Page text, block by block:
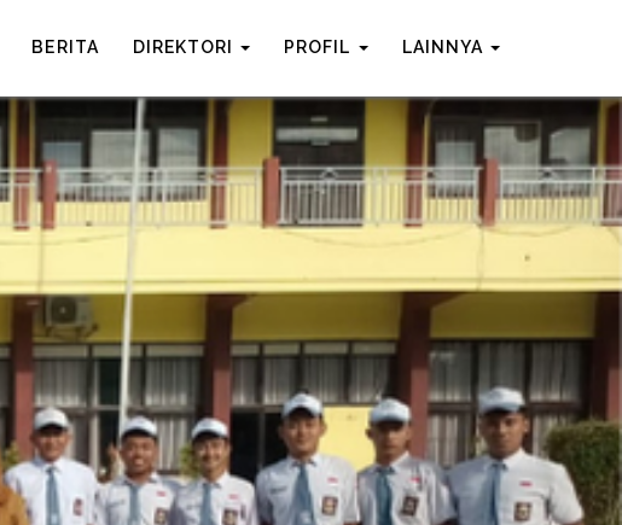
BERITA DIREKTORI PROFIL LAINNYA